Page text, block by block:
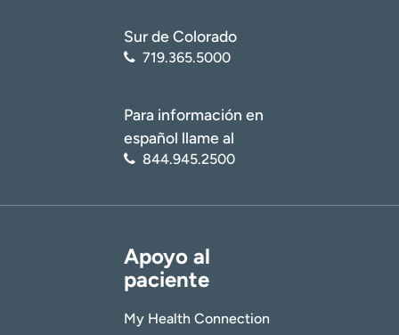
Sur de Colorado
719.365.5000
Para información en
español llame al
844.945.2500
Apoyo al
paciente
My Health Connection